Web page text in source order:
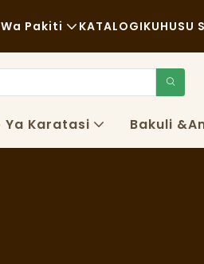
Pakiti KATALOGIKUHUSU
Habari
Ya Karatasi Bakuli